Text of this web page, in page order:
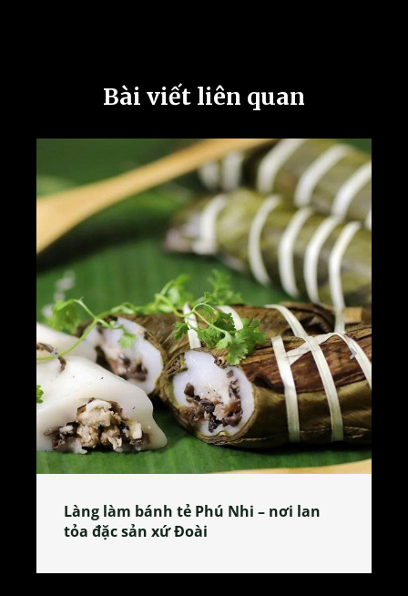
Bài viết liên quan
Làng làm bánh tẻ Phú Nhi – nơi lan
tỏa đặc sản xứ Đoài